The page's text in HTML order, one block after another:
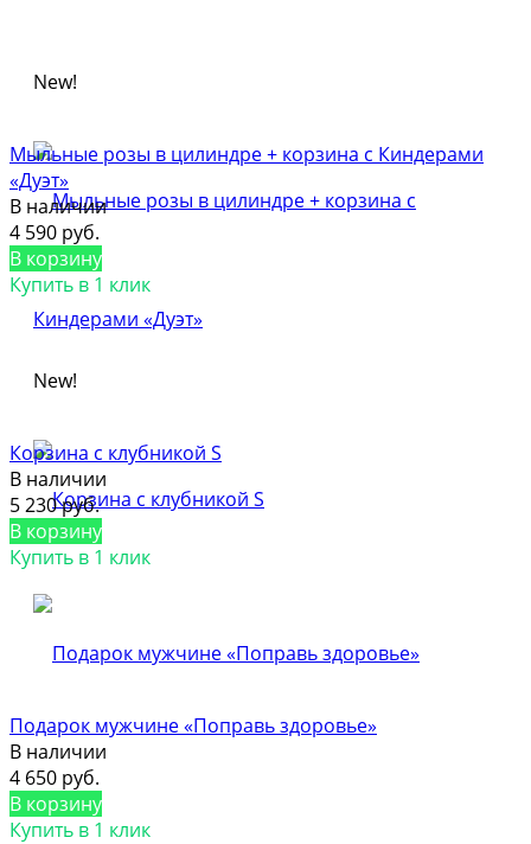
New!
Мыльные розы в цилиндре + корзина с Киндерами
«Дуэт»
В наличии
4 590 руб.
В корзину
Купить в 1 клик
New!
Корзина с клубникой S
В наличии
5 230 руб.
В корзину
Купить в 1 клик
Подарок мужчине «Поправь здоровье»
В наличии
4 650 руб.
В корзину
Купить в 1 клик